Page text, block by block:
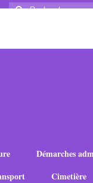
Rechercher
Démarches
Cimetière